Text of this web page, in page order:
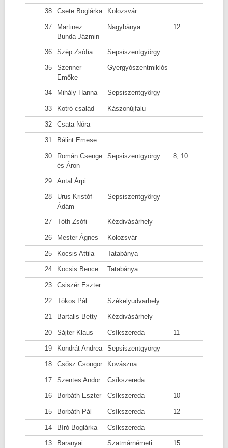
38 Csete Boglárka Kolozsvár
37
Martinez
Bunda Jázmin
Nagybánya 12
36 Szép Zsófia Sepsiszentgyörgy
35
Szenner
Emőke
Gyergyószentmiklós
34 Mihály Hanna Sepsiszentgyörgy
33 Kotró család Kászonújfalu
32 Csata Nóra
31 Bálint Emese
30
Román Csenge
és Áron
Sepsiszentgyörgy 8, 10
29 Antal Árpi
28
Urus Kristóf-
Ádám
Sepsiszentgyörgy
27 Tóth Zsófi Kézdivásárhely
26 Mester Ágnes Kolozsvár
25 Kocsis Attila Tatabánya
24 Kocsis Bence Tatabánya
23 Csiszér Eszter
22 Tókos Pál Székelyudvarhely
21 Bartalis Betty Kézdivásárhely
20 Sájter Klaus Csíkszereda 11
19 Kondrát Andrea Sepsiszentgyörgy
18 Csősz Csongor Kovászna
17 Szentes Andor Csíkszereda
16 Borbáth Eszter Csíkszereda 10
15 Borbáth Pál Csíkszereda 12
14 Bíró Boglárka Csíkszereda
13
Baranyai
Szatmárnémeti 15